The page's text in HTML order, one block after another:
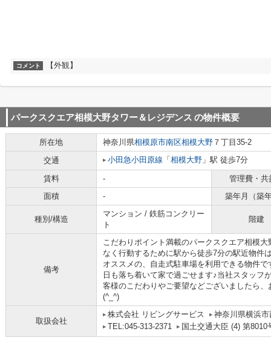
コメント 【外観】
パークスクエア相模大野タワー＆レジデンス の物件概要
所在地 神奈川県相模原市南区相模大野 ７丁目35-2
交通
小田急小田原線 「 相模大野 」駅 徒歩7分
賃料 -
管理費・共
面積
- 築年月（築
種別/構造
マンション / 鉄筋コンクリー
ト
階建
備考
こだわりポイント満載のパークスクエア相模
なく行動するために駅から徒歩7分の駅近物件
オススメの、自走式駐車場を利用できる物件
日も落ち着いて家で過ごせます♪当社スタッフ
客様のこだわりやご要望などございましたら
(^_^)
取扱会社
株式会社 リビングサービス
神奈川県横浜
TEL:045-313-2371
国土交通大臣 (4) 第8010